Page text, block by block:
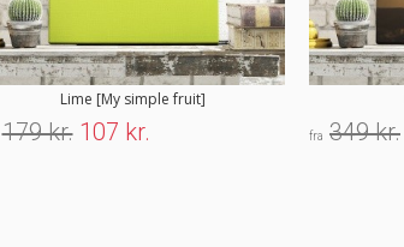
Lime [My simple fruit]
179 kr. 107 kr. fra 349 kr.